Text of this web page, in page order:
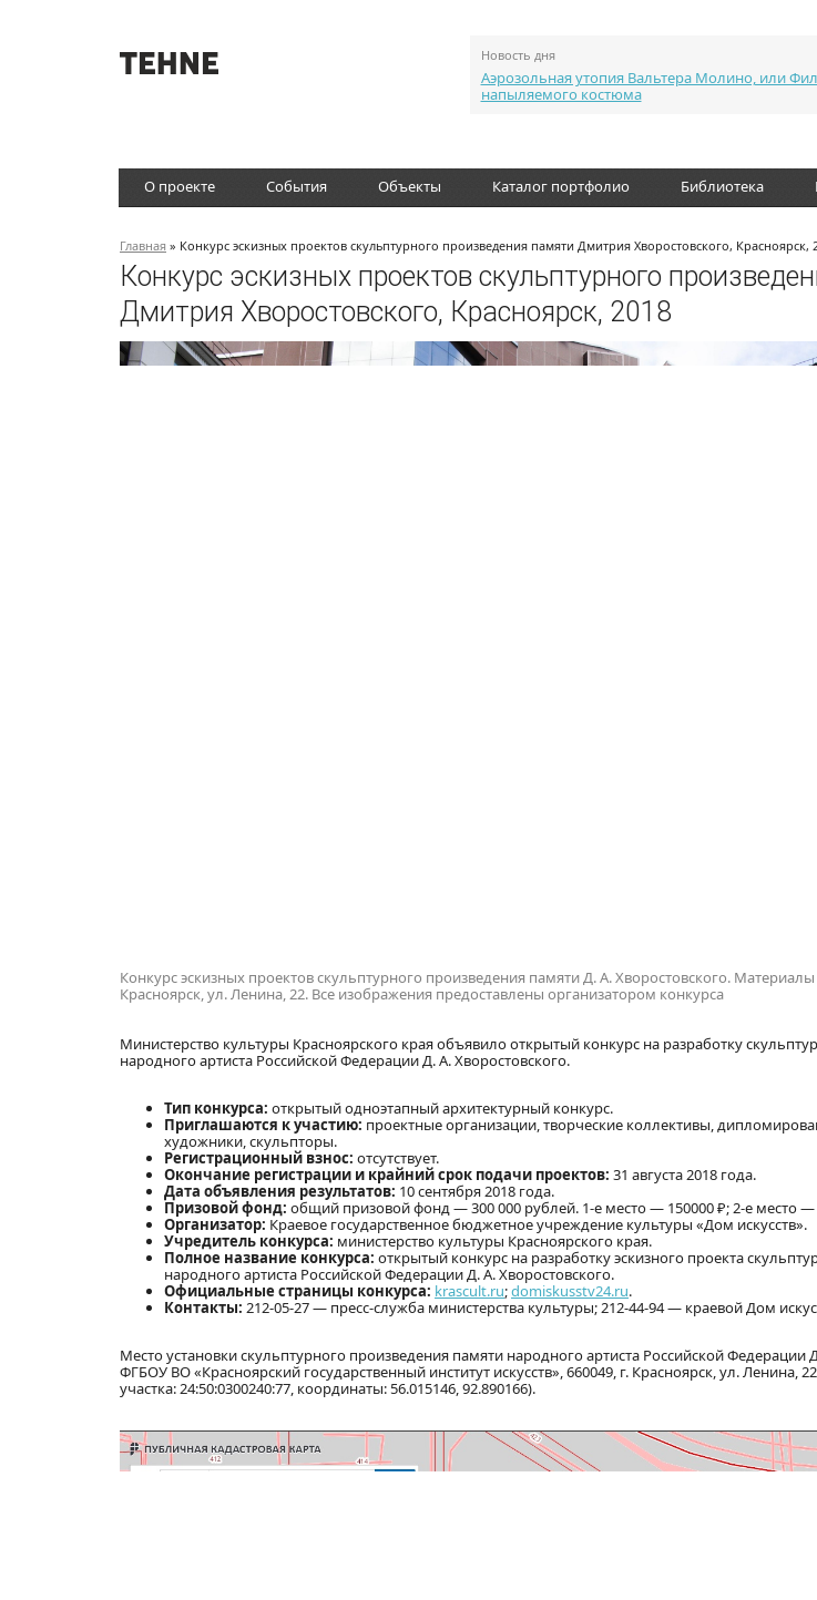
Новость дня
Аэрозольная утопия Вальтера Молино, или
напыляемого костюма
О проекте События Объекты Каталог портфолио Библиотека
Главная » Конкурс эскизных проектов скульптурного произведения памяти Дмитрия Хворостовского, Красноярск,
Конкурс эскизных проектов скульптурного
Дмитрия Хворостовского, Красноярск, 2018
Конкурс эскизных проектов скульптурного произведения памяти Д. А. Хворостовского.
Красноярск, ул. Ленина, 22. Все изображения предоставлены организатором конкурса
Министерство культуры Красноярского края объявило открытый конкурс на разработку
народного артиста Российской Федерации Д. А. Хворостовского.
Тип конкурса: открытый одноэтапный архитектурный конкурс.
Приглашаются к участию: проектные организации, творческие коллективы,
художники, скульпторы.
Регистрационный взнос: отсутствует.
Окончание регистрации и крайний срок подачи проектов: 31 августа 2018 года.
Дата объявления результатов: 10 сентября 2018 года.
Призовой фонд: общий призовой фонд — 300 000 рублей. 1-е место — 150000 ₽; 2-е место —
Организатор: Краевое государственное бюджетное учреждение культуры «Дом искусств».
Учредитель конкурса: министерство культуры Красноярского края.
Полное название конкурса: открытый конкурс на разработку эскизного проекта
народного артиста Российской Федерации Д. А. Хворостовского.
Официальные страницы конкурса: krascult.ru;domiskusstv24.ru.
Контакты: 212-05-27 — пресс-служба министерства культуры; 212-44-94 — краевой Дом
Место установки скульптурного произведения памяти народного артиста Российской Федерации
ФГБОУ ВО «Красноярский государственный институт искусств», 660049, г. Красноярск, ул. Ленина,
участка: 24:50:0300240:77, координаты: 56.015146, 92.890166).